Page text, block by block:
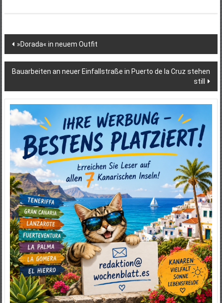
Beitragsnavigation
»Dorada« in neuem Outfit
Bauarbeiten an neuer Einfallstraße in Puerto de la Cruz stehen
still